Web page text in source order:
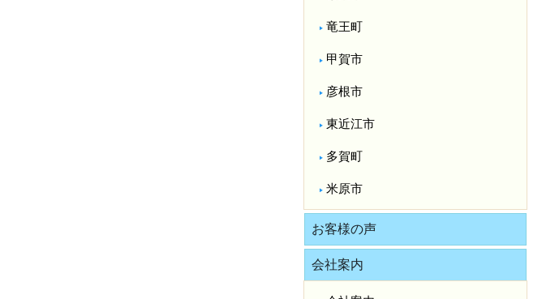
竜王町
甲賀市
彦根市
東近江市
多賀町
米原市
お客様の声
会社案内